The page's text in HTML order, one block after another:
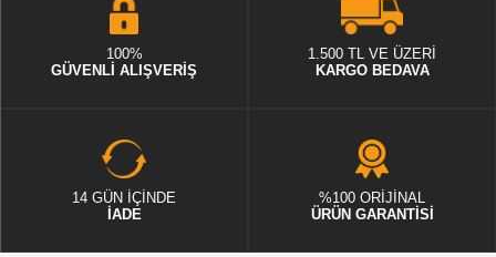
100%
GÜVENLİ ALIŞVERİŞ
1.500 TL VE ÜZERİ
KARGO BEDAVA
14 GÜN İÇİNDE
İADE
%100 ORİJİNAL
ÜRÜN GARANTİSİ